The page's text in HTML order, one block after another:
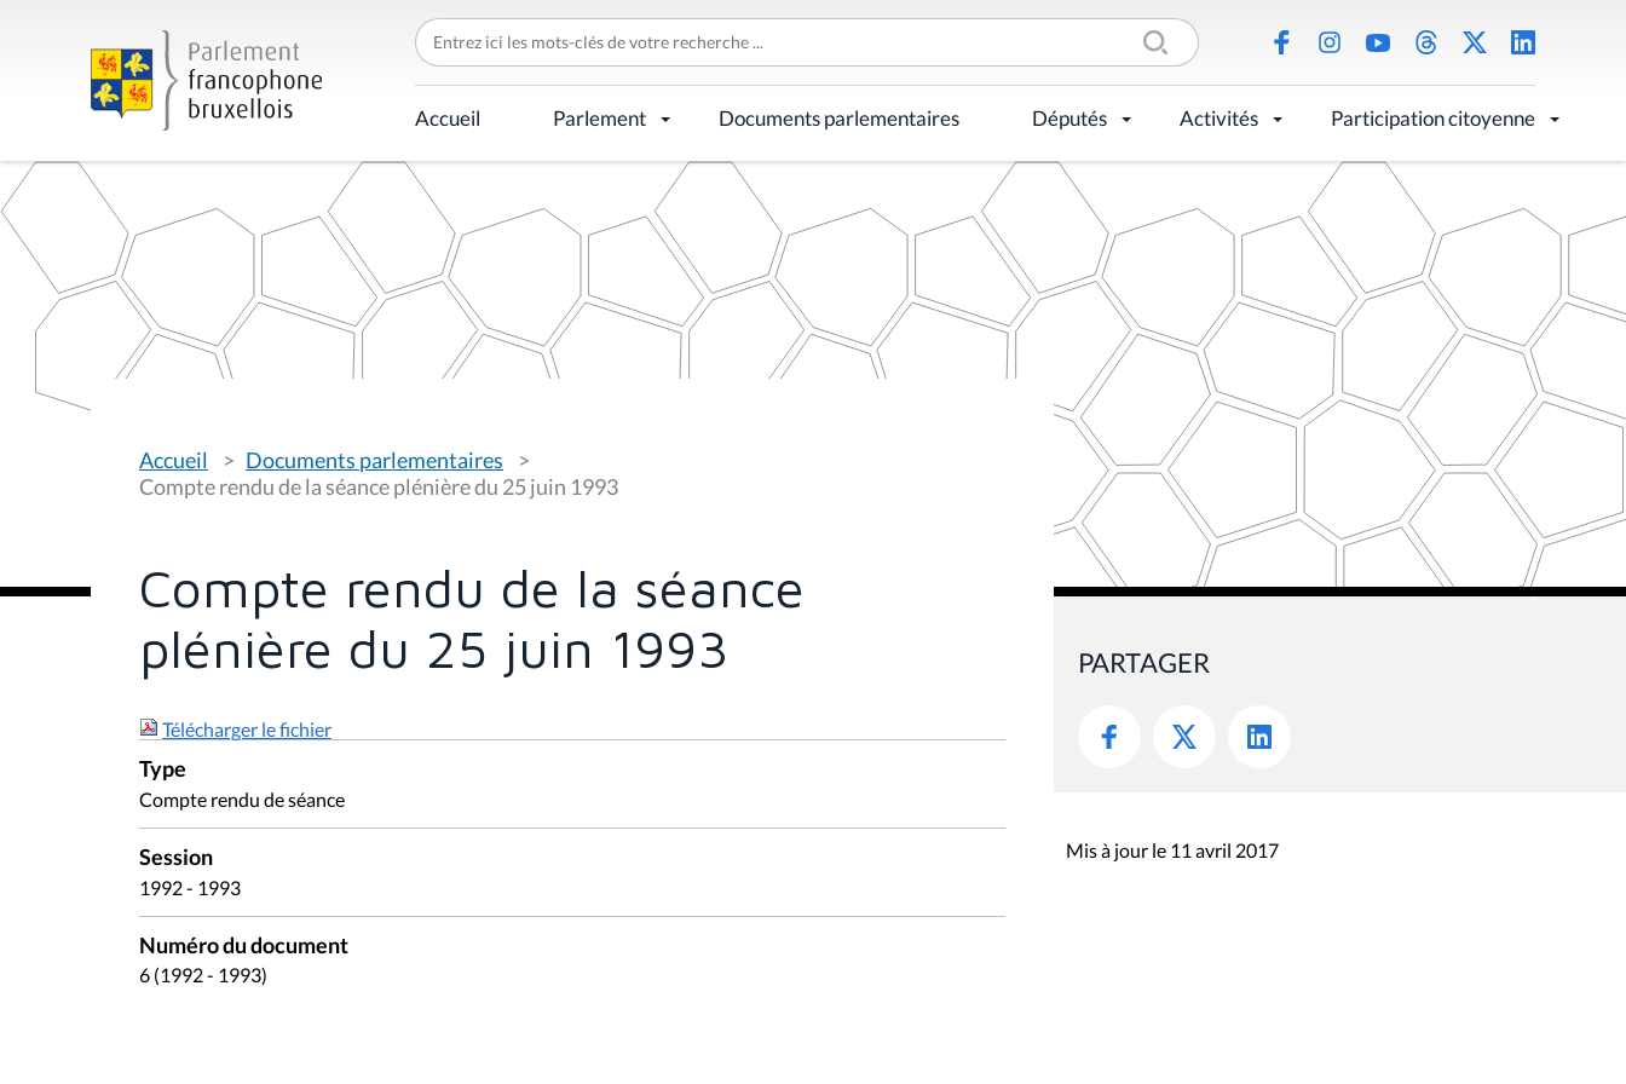
C
h
e
r
c
h
r
p
Accueil Parlement Documents parlementaires Députés Activités Participation citoyenne
o
u
s
s
i
:
Accueil
Documents parlementaires
Compte rendu de la séance plénière du 25 juin 1993
Compte rendu de la séance
plénière du 25 juin 1993
Télécharger le fichier
Type
Compte rendu de séance
Session
1992 - 1993
Numéro du document
6 (1992 - 1993)
PARTAGER
Mis à jour le 11 avril 2017